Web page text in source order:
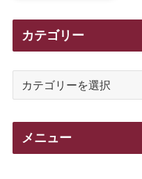
カテゴリー
メニュー